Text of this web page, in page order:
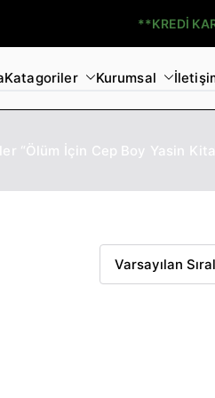
**KREDİ
Katagoriler Kurumsal
“Ölüm İçin Cep Boy Yasin